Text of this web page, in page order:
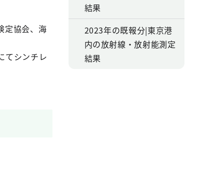
定協会、海
てシンチレ
結果
2023年の既報分|東京港
内の放射線・放射能測定
結果